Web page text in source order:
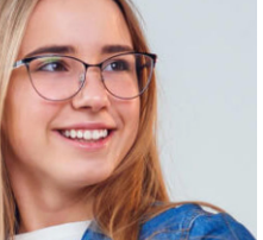
با خرید
۳ ساله
تمدید کنید.
حداقل